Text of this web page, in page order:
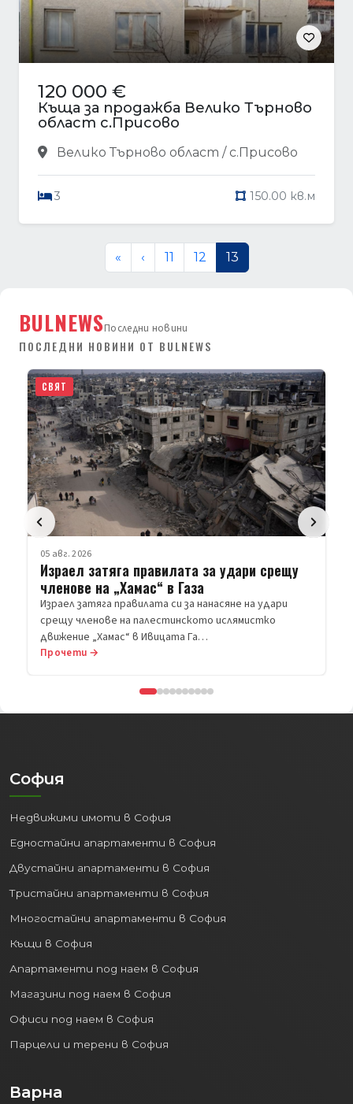
120 000 €
Къща за продажба Велико Търново
област с.Присово
Велико Търново област / с.Присово
3 150.00 кв.м
« ‹ 11 12 13
BULNEWSПоследни новини
ПОСЛЕДНИ НОВИНИ ОТ BULNEWS
СВЯТ
05 авг. 2026
Израел затяга правилата за удари срещу
членове на „Хамас“ в Газа
Израел затяга правилата си за нанасяне на удари
срещу членове на палестинското ислямистко
движение „Хамас“ в Ивицата Га…
Прочети →
София
Недвижими имоти в София
Едностайни апартаменти в София
Двустайни апартаменти в София
Тристайни апартаменти в София
Многостайни апартаменти в София
Къщи в София
Апартаменти под наем в София
Магазини под наем в София
Офиси под наем в София
Парцели и терени в София
Варна